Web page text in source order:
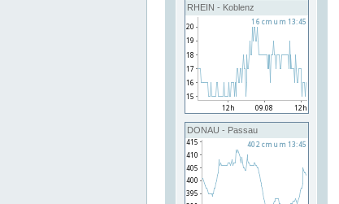
RHEIN - Koblenz
DONAU - Passau